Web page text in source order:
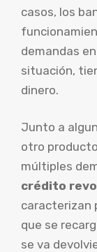
casos, los
demandas
situación,
dinero.
Junto a
otro
múltiples
crédito
caracterizan
que se
se va